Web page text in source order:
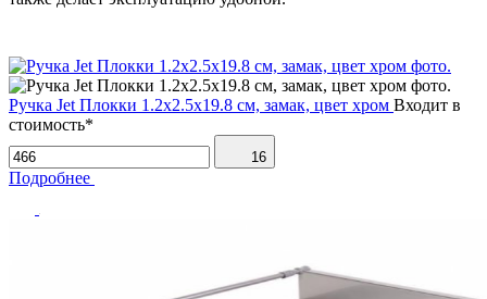
Ручка Jet Плокки 1.2х2.5х19.8 см, замак, цвет хром Входит в
стоимость*
16
Подробнее